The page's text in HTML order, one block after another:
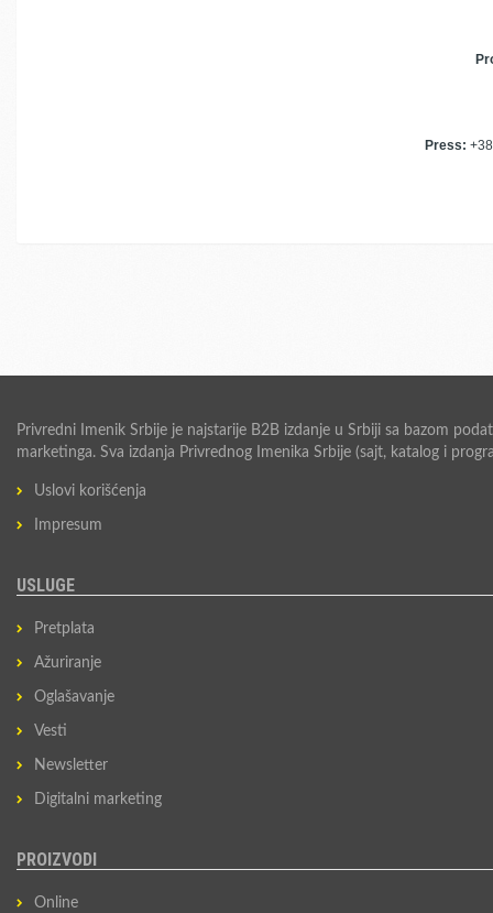
Press:
Privredni Imenik Srbije je najstarije B2B izdanje u Srbiji sa bazom
marketinga. Sva izdanja Privrednog Imenika Srbije (sajt, katalog i
Uslovi korišćenja
Impresum
USLUGE
Pretplata
Ažuriranje
Oglašavanje
Vesti
Newsletter
Digitalni marketing
PROIZVODI
Online